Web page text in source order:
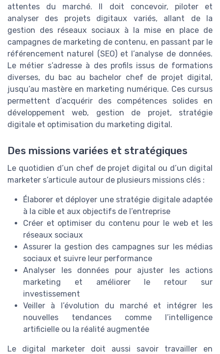
attentes du marché. Il doit concevoir, piloter et
analyser des projets digitaux variés, allant de la
gestion des réseaux sociaux à la mise en place de
campagnes de marketing de contenu, en passant par le
référencement naturel (SEO) et l’analyse de données.
Le métier s’adresse à des profils issus de formations
diverses, du bac au bachelor chef de projet digital,
jusqu’au mastère en marketing numérique. Ces cursus
permettent d’acquérir des compétences solides en
développement web, gestion de projet, stratégie
digitale et optimisation du marketing digital.
Des missions variées et stratégiques
Le quotidien d’un chef de projet digital ou d’un digital
marketer s’articule autour de plusieurs missions clés :
Élaborer et déployer une stratégie digitale adaptée
à la cible et aux objectifs de l’entreprise
Créer et optimiser du contenu pour le web et les
réseaux sociaux
Assurer la gestion des campagnes sur les médias
sociaux et suivre leur performance
Analyser les données pour ajuster les actions
marketing et améliorer le retour sur
investissement
Veiller à l’évolution du marché et intégrer les
nouvelles tendances comme l’intelligence
artificielle ou la réalité augmentée
Le digital marketer doit aussi savoir travailler en